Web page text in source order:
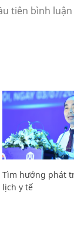
Tìm hướng phát
lịch y tế